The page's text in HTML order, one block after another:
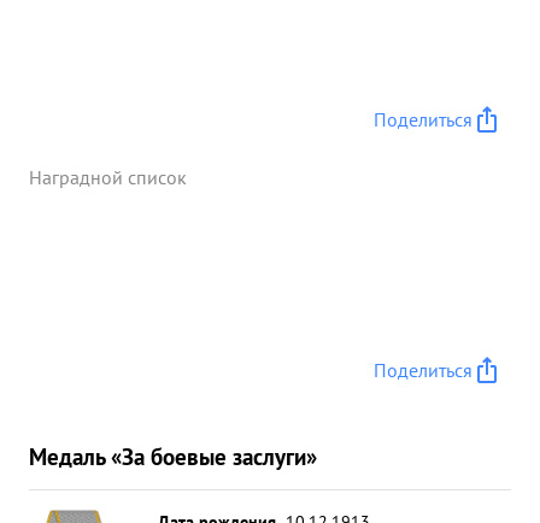
Поделиться
Наградной список
Поделиться
Медаль «За боевые заслуги»